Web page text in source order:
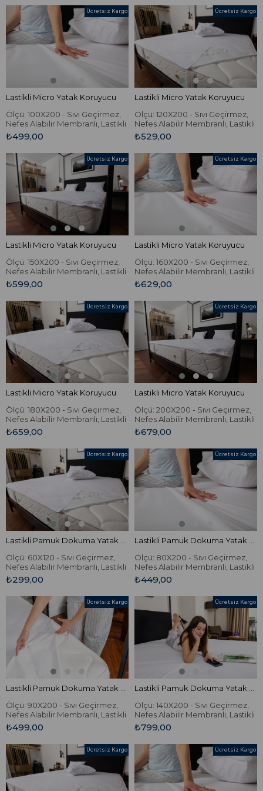
Lastikli Micro Yatak Koruyucu
Ölçü: 100X200 - Sıvı Geçirmez,
Nefes Alabilir Membranlı, Lastikli
Micro Yatak Koruyucu.
₺499,00
Ücretsiz Kargo
Lastikli Micro Yatak Koruyucu
Ölçü: 120X200 - Sıvı Geçirmez,
Nefes Alabilir Membranlı, Lastikli
Micro Yatak Koruyucu.
₺529,00
Ücretsiz Kargo
Lastikli Micro Yatak Koruyucu
Ölçü: 150X200 - Sıvı Geçirmez,
Nefes Alabilir Membranlı, Lastikli
Micro Yatak Koruyucu.
₺599,00
Ücretsiz Kargo
Lastikli Micro Yatak Koruyucu
Ölçü: 160X200 - Sıvı Geçirmez,
Nefes Alabilir Membranlı, Lastikli
Micro Yatak Koruyucu.
₺629,00
Ücretsiz Kargo
Lastikli Micro Yatak Koruyucu
Ölçü: 180X200 - Sıvı Geçirmez,
Nefes Alabilir Membranlı, Lastikli
Micro Yatak Koruyucu.
₺659,00
Ücretsiz Kargo
Lastikli Micro Yatak Koruyucu
Ölçü: 200X200 - Sıvı Geçirmez,
Nefes Alabilir Membranlı, Lastikli
Micro Yatak Koruyucu.
₺679,00
Ücretsiz Kargo
Ölçü: 60X120 - Sıvı Geçirmez,
Nefes Alabilir Membranlı, Lastikli
Pamuk Dokuma Yatak
Koruyucu.
₺299,00
Ücretsiz Kargo
Ölçü: 80X200 - Sıvı Geçirmez,
Nefes Alabilir Membranlı, Lastikli
Pamuk Dokuma Yatak
Koruyucu.
₺449,00
Ücretsiz Kargo
Ölçü: 90X200 - Sıvı Geçirmez,
Nefes Alabilir Membranlı, Lastikli
Pamuk Dokuma Yatak
Koruyucu.
₺499,00
Ücretsiz Kargo
Ölçü: 140X200 - Sıvı Geçirmez,
Nefes Alabilir Membranlı, Lastikli
Pamuk Dokuma Yatak
Koruyucu.
₺799,00
Ücretsiz Kargo
Ücretsiz Kargo Ücretsiz Kargo